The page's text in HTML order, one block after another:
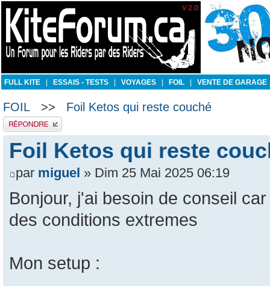
FULL KITE ESSAIS - TESTS VOYAGES FOIL VENTE DE GARAGE
FOIL >> Foil Ketos qui reste couché
Publier une réponse
Foil Ketos qui reste
par miguel » Dim 25 Mai 2025 06:19
Bonjour, j'ai besoin de conseil
des conditions extremes
Mon setup :